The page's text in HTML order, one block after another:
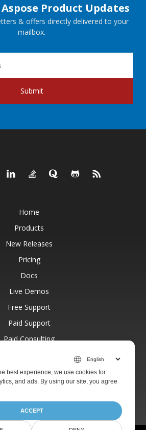
Product Updates
& offers directly delivered to your
mailbox.
Submit
Home
Products
New Releases
Pricing
Docs
Live Demos
Free Support
Paid Support
Paid Consulting
Websites
About
best experience, we use cookies for
and ads. By using our site, you agree
ACCEPT